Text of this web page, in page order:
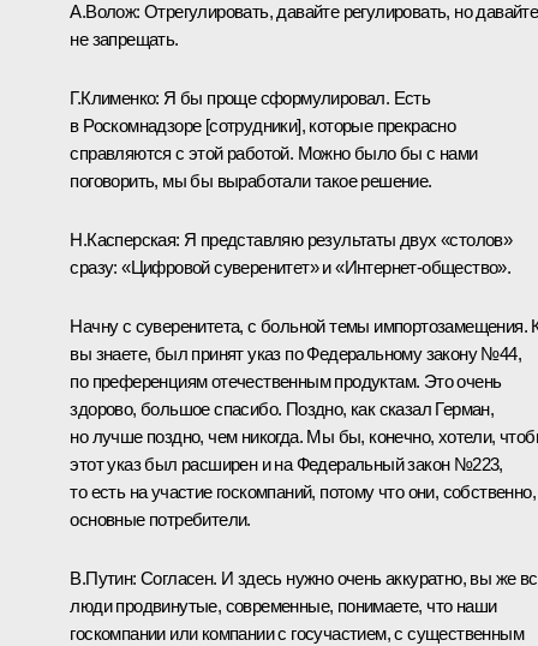
А.Волож: Отрегулировать, давайте регулировать, но давайте
не запрещать.
Г.Клименко: Я бы проще сформулировал. Есть
в Роскомнадзоре [сотрудники], которые прекрасно
справляются с этой работой. Можно было бы с нами
поговорить, мы бы выработали такое решение.
Н.Касперская: Я представляю результаты двух «столов»
сразу: «Цифровой суверенитет» и «Интернет-общество».
Начну с суверенитета, с больной темы импортозамещения.
вы знаете, был принят указ по Федеральному закону №44,
по преференциям отечественным продуктам. Это очень
здорово, большое спасибо. Поздно, как сказал Герман,
но лучше поздно, чем никогда. Мы бы, конечно, хотели,
этот указ был расширен и на Федеральный закон №223,
то есть на участие госкомпаний, потому что они, собственно,
основные потребители.
В.Путин: Согласен. И здесь нужно очень аккуратно, вы же
люди продвинутые, современные, понимаете, что наши
госкомпании или компании с госучастием, с существенным